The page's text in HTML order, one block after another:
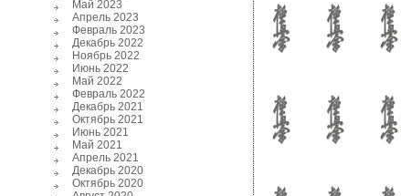
Май 2023
Апрель 2023
Февраль 2023
Декабрь 2022
Ноябрь 2022
Июнь 2022
Май 2022
Февраль 2022
Декабрь 2021
Октябрь 2021
Июнь 2021
Май 2021
Апрель 2021
Декабрь 2020
Октябрь 2020